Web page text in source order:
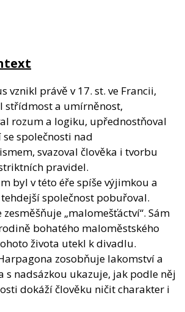
vznikl právě v 17. st. ve Francii,
střídmost a umírněnost,
rozum a logiku, upřednostňoval
společnosti nad
svazoval člověka i tvorbu
pravidel.
byl v této éře spíše výjimkou a
společnost pobuřoval.
zesměšňuje „malomešťáctví“. Sám
bohatého maloměstského
života utekl k divadlu.
zosobňuje lakomství a
s nadsázkou ukazuje, jak podle něj
dokáží člověku ničit charakter i